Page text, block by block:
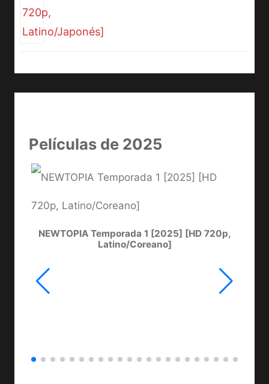
Películas de 2025
NEWTOPIA Temporada 1 [2025] [HD 720p,
Latino/Coreano]